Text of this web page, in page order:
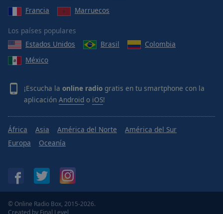
Francia
Marruecos
Los países populares
Estados Unidos
Brasil
Colombia
México
¡Escucha la online radio gratis en tu smartphone con la
aplicación Android o iOS!
África Asia América del Norte
América del Sur
Europa
Oceanía
© Online Radio Box, 2015-2026.